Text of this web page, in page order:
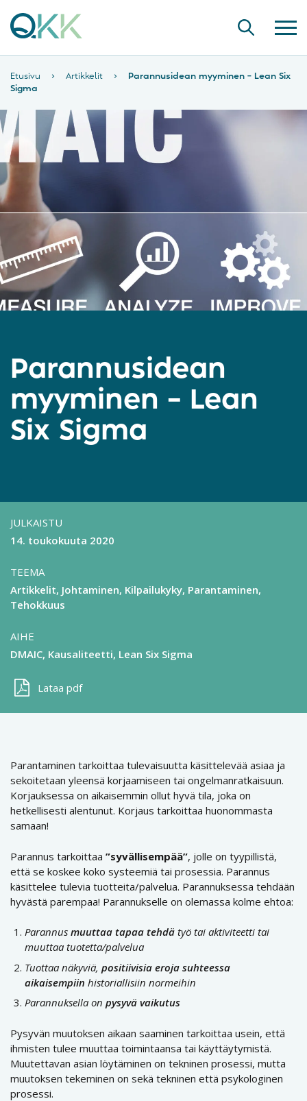
Etusivu › Artikkelit ›
Parannusidean myyminen – Lean Six
Sigma
Parannusidean
myyminen – Lean
Six Sigma
JULKAISTU
14. toukokuuta 2020
TEEMA
Artikkelit Johtaminen Kilpailukyky Parantaminen
Tehokkuus
AIHE
DMAIC Kausaliteetti Lean Six Sigma
Lataa pdf
Parantaminen tarkoittaa tulevaisuutta käsittelevää asiaa ja
sekoitetaan yleensä korjaamiseen tai ongelmanratkaisuun.
Korjauksessa on aikaisemmin ollut hyvä tila, joka on
hetkellisesti alentunut. Korjaus tarkoittaa huonommasta
samaan!
Parannus tarkoittaa ”syvällisempää”, jolle on tyypillistä,
että se koskee koko systeemiä tai prosessia. Parannus
käsittelee tulevia tuotteita/palvelua. Parannuksessa tehdään
hyvästä parempaa! Parannukselle on olemassa kolme ehtoa:
Parannus muuttaa tapaa tehdä työ tai aktiviteetti tai
muuttaa tuotetta/palvelua
Tuottaa näkyviä, positiivisia eroja suhteessa
aikaisempiin historiallisiin normeihin
Parannuksella on pysyvä vaikutus
Pysyvän muutoksen aikaan saaminen tarkoittaa usein, että
ihmisten tulee muuttaa toimintaansa tai käyttäytymistä.
Muutettavan asian löytäminen on tekninen prosessi, mutta
muutoksen tekeminen on sekä tekninen että psykologinen
prosessi.